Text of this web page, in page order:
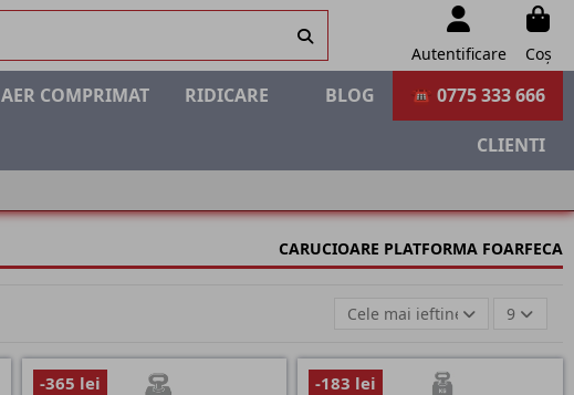
Autentificare Coș
☎ 0775 333 666
AER COMPRIMAT RIDICARE BLOG
CLIENTI
CARUCIOARE PLATFORMA FOARFECA
Cele mai ieftine 9
-365 lei -183 lei